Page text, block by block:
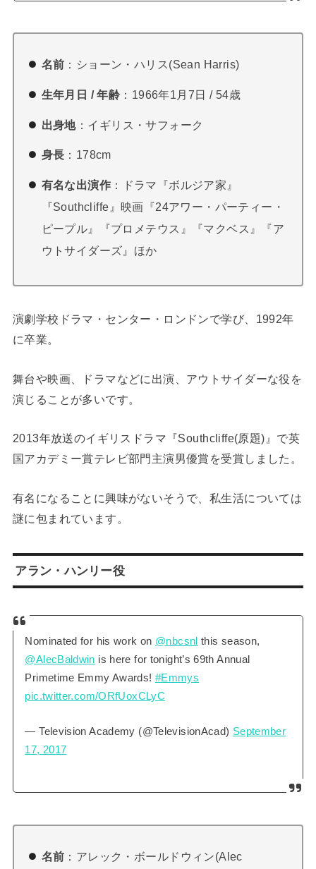
名前 ：ショーン・ハリス(Sean Harris)
生年月日 / 年齢 ：1966年1月7日 / 54歳
出身地：イギリス・サフォーク
身長 ：178cm
有名な出演作 ：ドラマ『ボルジア家』
『Southcliffe』映画『24アワー・パーティー・
ピープル』『プロメテウス』『マクベス』『ア
ウトサイダーズ』ほか
演劇学校ドラマ・センター・ロンドンで学び、1992年
に卒業。
舞台や映画、ドラマなどに出演、アウトサイダーな役を
演じることが多いです。
2013年放送のイギリスドラマ『Southcliffe(原題)』で英
国アカデミー賞テレビ部門主演男優賞を受賞しました。
有名になることに興味がないそうで、私生活については
謎に包まれています。
アラン・ハンリー役
Nominated for his work on @nbcsnl this season,
@AlecBaldwin is here for tonight’s 69th Annual
Primetime Emmy Awards! #Emmys
pic.twitter.com/ORfUoxCLyC
— Television Academy (@TelevisionAcad) September
17, 2017
名前 ：アレック・ボールドウィン(Alec